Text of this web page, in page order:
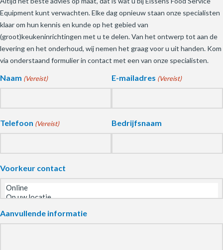
Equipment kunt verwachten. Elke dag opnieuw staan onze specialisten
klaar om hun kennis en kunde op het gebied van
(groot)keukeninrichtingen met u te delen. Van het ontwerp tot aan de
levering en het onderhoud, wij nemen het graag voor u uit handen. Kom
via onderstaand formulier in contact met een van onze specialisten.
Naam (Vereist) E-mailadres (Vereist)
Telefoon (Vereist) Bedrijfsnaam
Voorkeur contact
Aanvullende informatie